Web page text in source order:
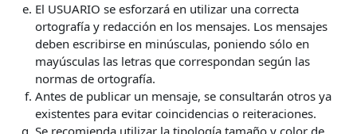
El USUARIO se esforzará en utilizar una correcta
ortografía y redacción en los mensajes. Los mensajes
deben escribirse en minúsculas, poniendo sólo en
mayúsculas las letras que correspondan según las
normas de ortografía.
Antes de publicar un mensaje, se consultarán otros ya
existentes para evitar coincidencias o reiteraciones.
Se recomienda utilizar la tipología tamaño y color de